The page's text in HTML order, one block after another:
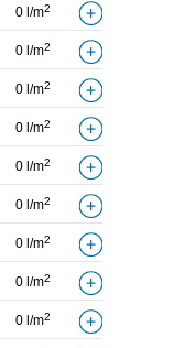
0 l/m2
0 l/m2
0 l/m2
0 l/m2
0 l/m2
0 l/m2
0 l/m2
0 l/m2
0 l/m2